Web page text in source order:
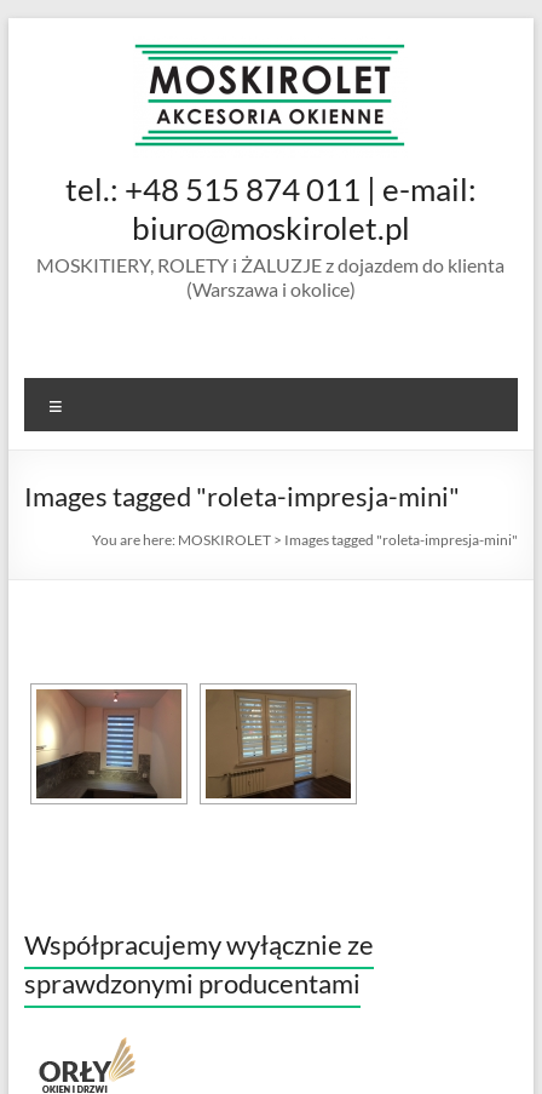
MOSKIROLET
siatki na
okienne |
ramkowe i
drzwiowe
tel.: +48 515 874 011 | e-mail:
biuro@moskirolet.pl
MOSKITIERY, ROLETY i ŻALUZJE z dojazdem do klienta
(Warszawa i okolice)
Images tagged "roleta-impresja-mini"
You are here: MOSKIROLET > Images tagged "roleta-impresja-mini"
Współpracujemy wyłącznie ze
sprawdzonymi producentami